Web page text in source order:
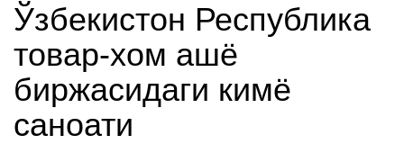
Ўзбекистон Республика
товар-хом ашё
биржасидаги кимё
саноати